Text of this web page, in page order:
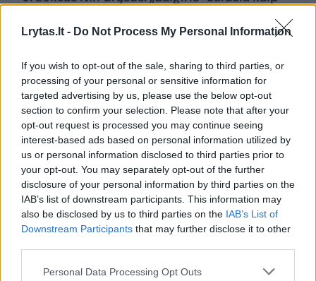
Lrytas.lt - Do Not Process My Personal Information
If you wish to opt-out of the sale, sharing to third parties, or
processing of your personal or sensitive information for
targeted advertising by us, please use the below opt-out
section to confirm your selection. Please note that after your
opt-out request is processed you may continue seeing
interest-based ads based on personal information utilized by
us or personal information disclosed to third parties prior to
your opt-out. You may separately opt-out of the further
disclosure of your personal information by third parties on the
IAB’s list of downstream participants. This information may
also be disclosed by us to third parties on the IAB’s List of
Downstream Participants that may further disclose it to other
Personal Data Processing Opt Outs
Sportas 2026-03-31